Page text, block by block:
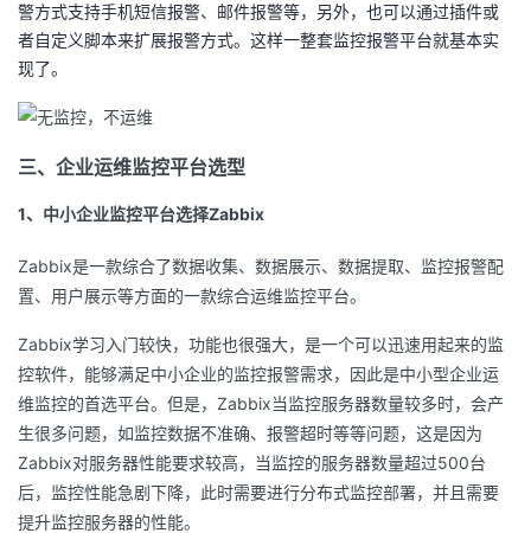
警方式支持手机短信报警、邮件报警等，另外，也可以通过插件或
者自定义脚本来扩展报警方式。这样一整套监控报警平台就基本实
现了。
三、企业运维监控平台选型
1、中小企业监控平台选择Zabbix
Zabbix是一款综合了数据收集、数据展示、数据提取、监控报警配
置、用户展示等方面的一款综合运维监控平台。
Zabbix学习入门较快，功能也很强大，是一个可以迅速用起来的监
控软件，能够满足中小企业的监控报警需求，因此是中小型企业运
维监控的首选平台。但是，Zabbix当监控服务器数量较多时，会产
生很多问题，如监控数据不准确、报警超时等等问题，这是因为
Zabbix对服务器性能要求较高，当监控的服务器数量超过500台
后，监控性能急剧下降，此时需要进行分布式监控部署，并且需要
提升监控服务器的性能。